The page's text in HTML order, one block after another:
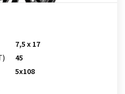
7,5 x 17
45
5x108